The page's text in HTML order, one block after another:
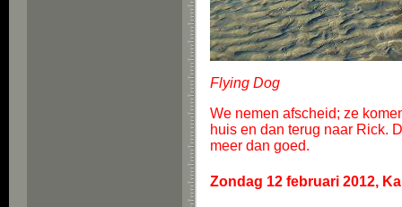
Flying Dog
We nemen afscheid; ze
huis en dan terug naar Rick.
meer dan goed.
Zondag 12 februari 2012,